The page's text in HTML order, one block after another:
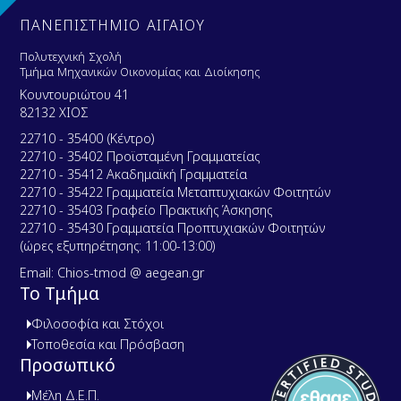
ΠΑΝΕΠΙΣΤΗΜΙΟ ΑΙΓΑΙΟΥ
Πολυτεχνική Σχολή
Τμήμα Μηχανικών Οικονομίας και Διοίκησης
Κουντουριώτου 41
82132 ΧΙΟΣ
22710 - 35400 (Κέντρο)
22710 - 35402 Προϊσταμένη Γραμματείας
22710 - 35412 Ακαδημαϊκή Γραμματεία
22710 - 35422 Γραμματεία Μεταπτυχιακών Φοιτητών
22710 - 35403 Γραφείο Πρακτικής Άσκησης
22710 - 35430 Γραμματεία Προπτυχιακών Φοιτητών
(ώρες εξυπηρέτησης: 11:00-13:00)
Email: Chios-tmod @ aegean.gr
Το Τμήμα
Φιλοσοφία και Στόχοι
Τοποθεσία και Πρόσβαση
Προσωπικό
Μέλη Δ.Ε.Π.